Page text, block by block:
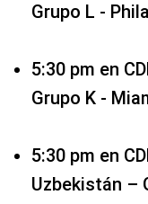
Grupo L -
5:30 pm en
Grupo K -
5:30 pm en
Uzbekistán –